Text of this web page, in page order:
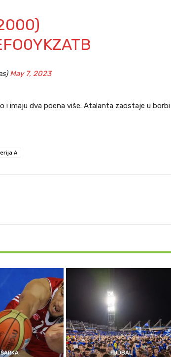
May 7, 2023
i imaju dva poena više. Atalanta zaostaje u borbi
A
FUDBAL